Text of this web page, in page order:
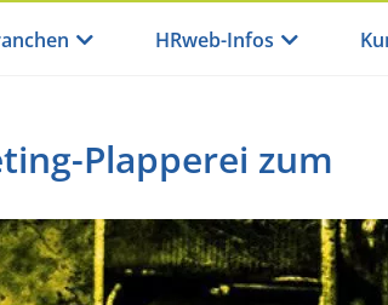
HRweb-Infos
Plapperei zum